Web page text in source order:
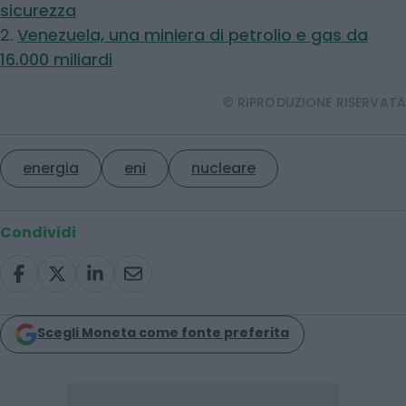
sicurezza
2. Venezuela, una miniera di petrolio e gas da
16.000 miliardi
© RIPRODUZIONE RISERVATA
energia eni nucleare
Condividi
Scegli Moneta come fonte preferita